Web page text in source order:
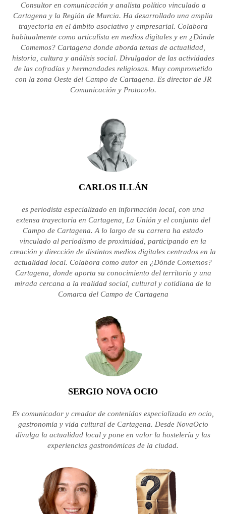
Consultor en comunicación y analista político vinculado a
Cartagena y la Región de Murcia. Ha desarrollado una amplia
trayectoria en el ámbito asociativo y empresarial. Colabora
habitualmente como articulista en medios digitales y en ¿Dónde
Comemos? Cartagena donde aborda temas de actualidad,
historia, cultura y análisis social. Divulgador de las actividades
de las cofradías y hermandades religiosas. Muy comprometido
con la zona Oeste del Campo de Cartagena. Es director de JR
Comunicación y Protocolo.
CARLOS ILLÁN
es periodista especializado en información local, con una
extensa trayectoria en Cartagena, La Unión y el conjunto del
Campo de Cartagena. A lo largo de su carrera ha estado
vinculado al periodismo de proximidad, participando en la
creación y dirección de distintos medios digitales centrados en la
actualidad local. Colabora como autor en ¿Dónde Comemos?
Cartagena, donde aporta su conocimiento del territorio y una
mirada cercana a la realidad social, cultural y cotidiana de la
Comarca del Campo de Cartagena
SERGIO NOVA OCIO
Es comunicador y creador de contenidos especializado en ocio,
gastronomía y vida cultural de Cartagena. Desde NovaOcio
divulga la actualidad local y pone en valor la hostelería y las
experiencias gastronómicas de la ciudad.